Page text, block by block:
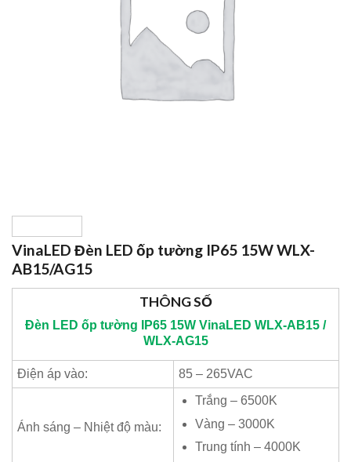
VinaLED Đèn LED ốp tường IP65 15W WLX-
AB15/AG15
THÔNG SỐ
Đèn LED ốp tường IP65 15W VinaLED WLX-AB15 /
WLX-AG15
Điện áp vào: 85 – 265VAC
Ánh sáng – Nhiệt độ màu:
Trắng – 6500K
Vàng – 3000K
Trung tính – 4000K